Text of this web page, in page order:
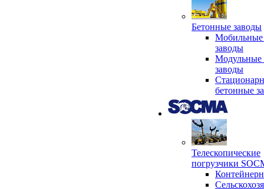
Бетонные заводы
Мобильные
заводы
Модульные
заводы
бетонные
Телескопические
погрузчики